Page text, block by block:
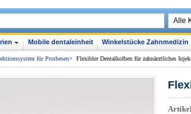
Mobile dentaleinheit Winkelstücke Zahnmedizin
für Prothesen> Flexibler Dentalkolben für zahnärztliches